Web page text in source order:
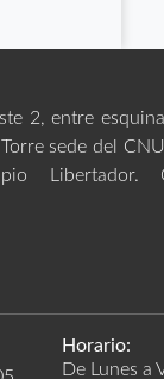
2, entre
sede del
Libertador.
Horario:
De Lunes a